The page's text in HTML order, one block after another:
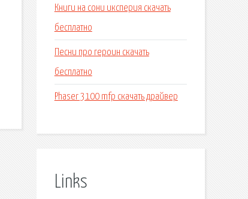
Книги на сони иксперия скачать
бесплатно
Песни про героин скачать
бесплатно
Phaser 3100 mfp скачать драйвер
Links